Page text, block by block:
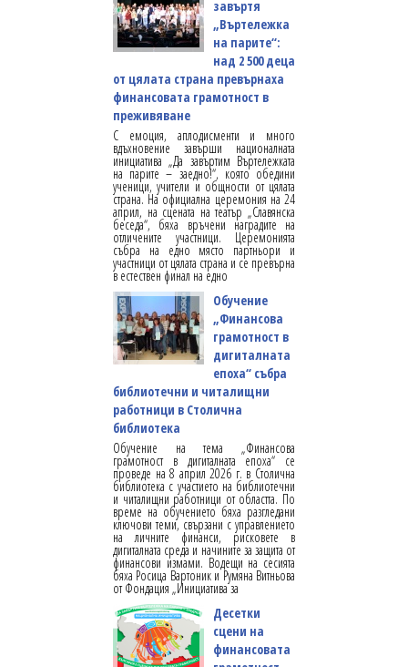
завъртя
„Въртележка
на парите“:
над 2 500 деца
от цялата страна превърнаха
финансовата грамотност в
преживяване
С емоция, аплодисменти и много
вдъхновение завърши националната
инициатива „Да завъртим Въртележката
на парите – заедно!“, която обедини
ученици, учители и общности от цялата
страна. На официална церемония на 24
април, на сцената на театър „Славянска
беседа“, бяха връчени наградите на
отличените участници. Церемонията
събра на едно място партньори и
участници от цялата страна и се превърна
в естествен финал на едно
Обучение
„Финансова
грамотност в
дигиталната
епоха“ събра
библиотечни и читалищни
работници в Столична
библиотека
Обучение на тема „Финансова
грамотност в дигиталната епоха“ се
проведе на 8 април 2026 г. в Столична
библиотека с участието на библиотечни
и читалищни работници от областта. По
време на обучението бяха разгледани
ключови теми, свързани с управлението
на личните финанси, рисковете в
дигиталната среда и начините за защита от
финансови измами. Водещи на сесията
бяха Росица Вартоник и Румяна Витньова
от Фондация „Инициатива за
Десетки
сцени на
финансовата